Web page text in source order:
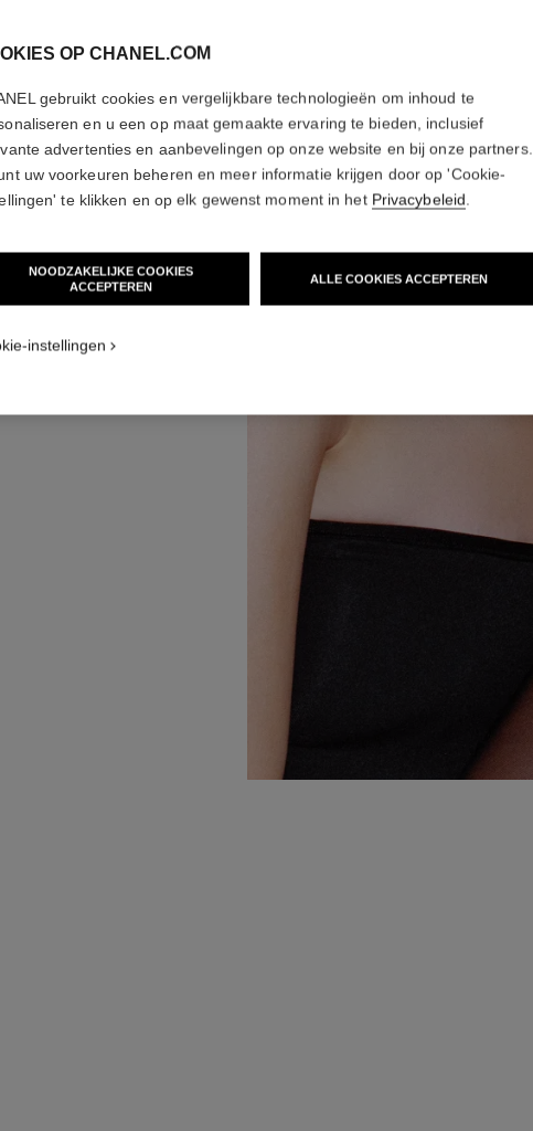
*
het
het
OP CHANEL.COM
gebruikt cookies en vergelijkbare technologieën om inhoud te
en u een op maat gemaakte ervaring te bieden, inclusief
advertenties en aanbevelingen op onze website en bij onze partners.
uw voorkeuren beheren en meer informatie krijgen door op 'Cookie-
te klikken en op elk gewenst moment in het Privacybeleid.
NOODZAKELIJKE COOKIES
ACCEPTEREN
ALLE COOKIES ACCEPTEREN
instellingen